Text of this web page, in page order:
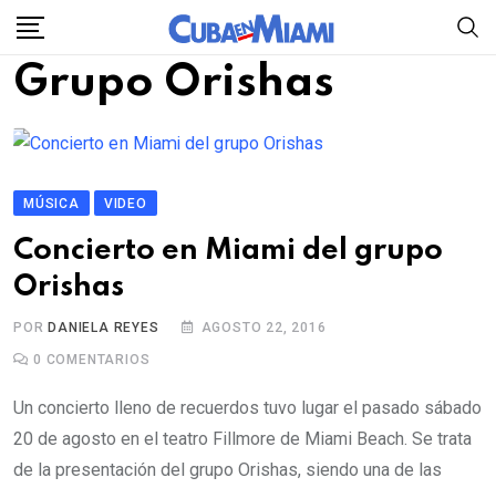
Skip
content
Grupo Orishas
MÚSICA VIDEO
Concierto en Miami del grupo
Orishas
PORDANIELA REYES AGOSTO 22, 2016
0 COMENTARIOS
Un concierto lleno de recuerdos tuvo lugar el pasado sábado
20 de agosto en el teatro Fillmore de Miami Beach. Se trata
de la presentación del grupo Orishas, siendo una de las